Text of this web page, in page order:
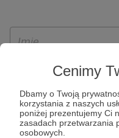
Cenimy
Dbamy o Twoją
korzystania z naszych
poniżej prezentujemy Ci
zasadach przetwarzania
osobowych.
Patronite.pl, w tym
otrzymywania wsparcia
ich przenoszenia,
wyrażenia sprzeciwu
osobowych. Rejestracja
jest po przekazaniu
założenie konta przez
dostępny jest na stronie